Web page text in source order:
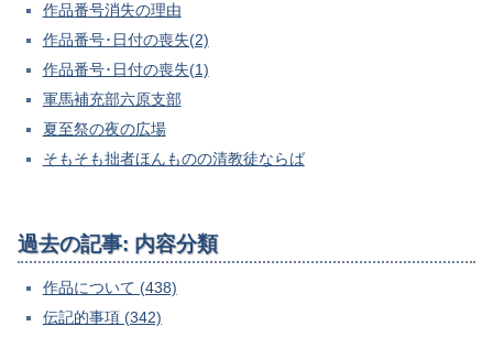
作品番号消失の理由
作品番号･日付の喪失(2)
作品番号･日付の喪失(1)
軍馬補充部六原支部
夏至祭の夜の広場
そもそも拙者ほんものの清教徒ならば
過去の記事: 内容分類
作品について (438)
伝記的事項 (342)